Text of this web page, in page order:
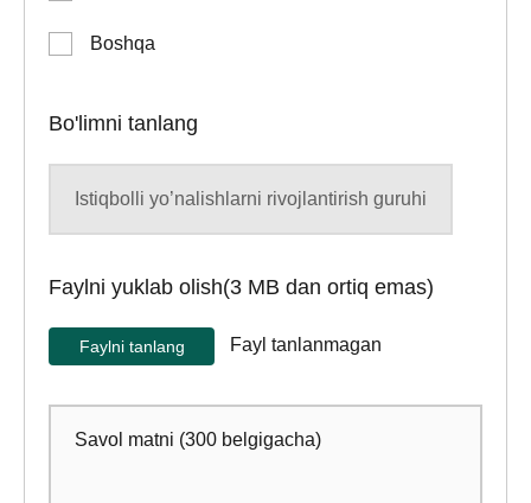
Boshqa
Bo'limni tanlang
Faylni yuklab olish(3 MB dan ortiq emas)
Faylni tanlang